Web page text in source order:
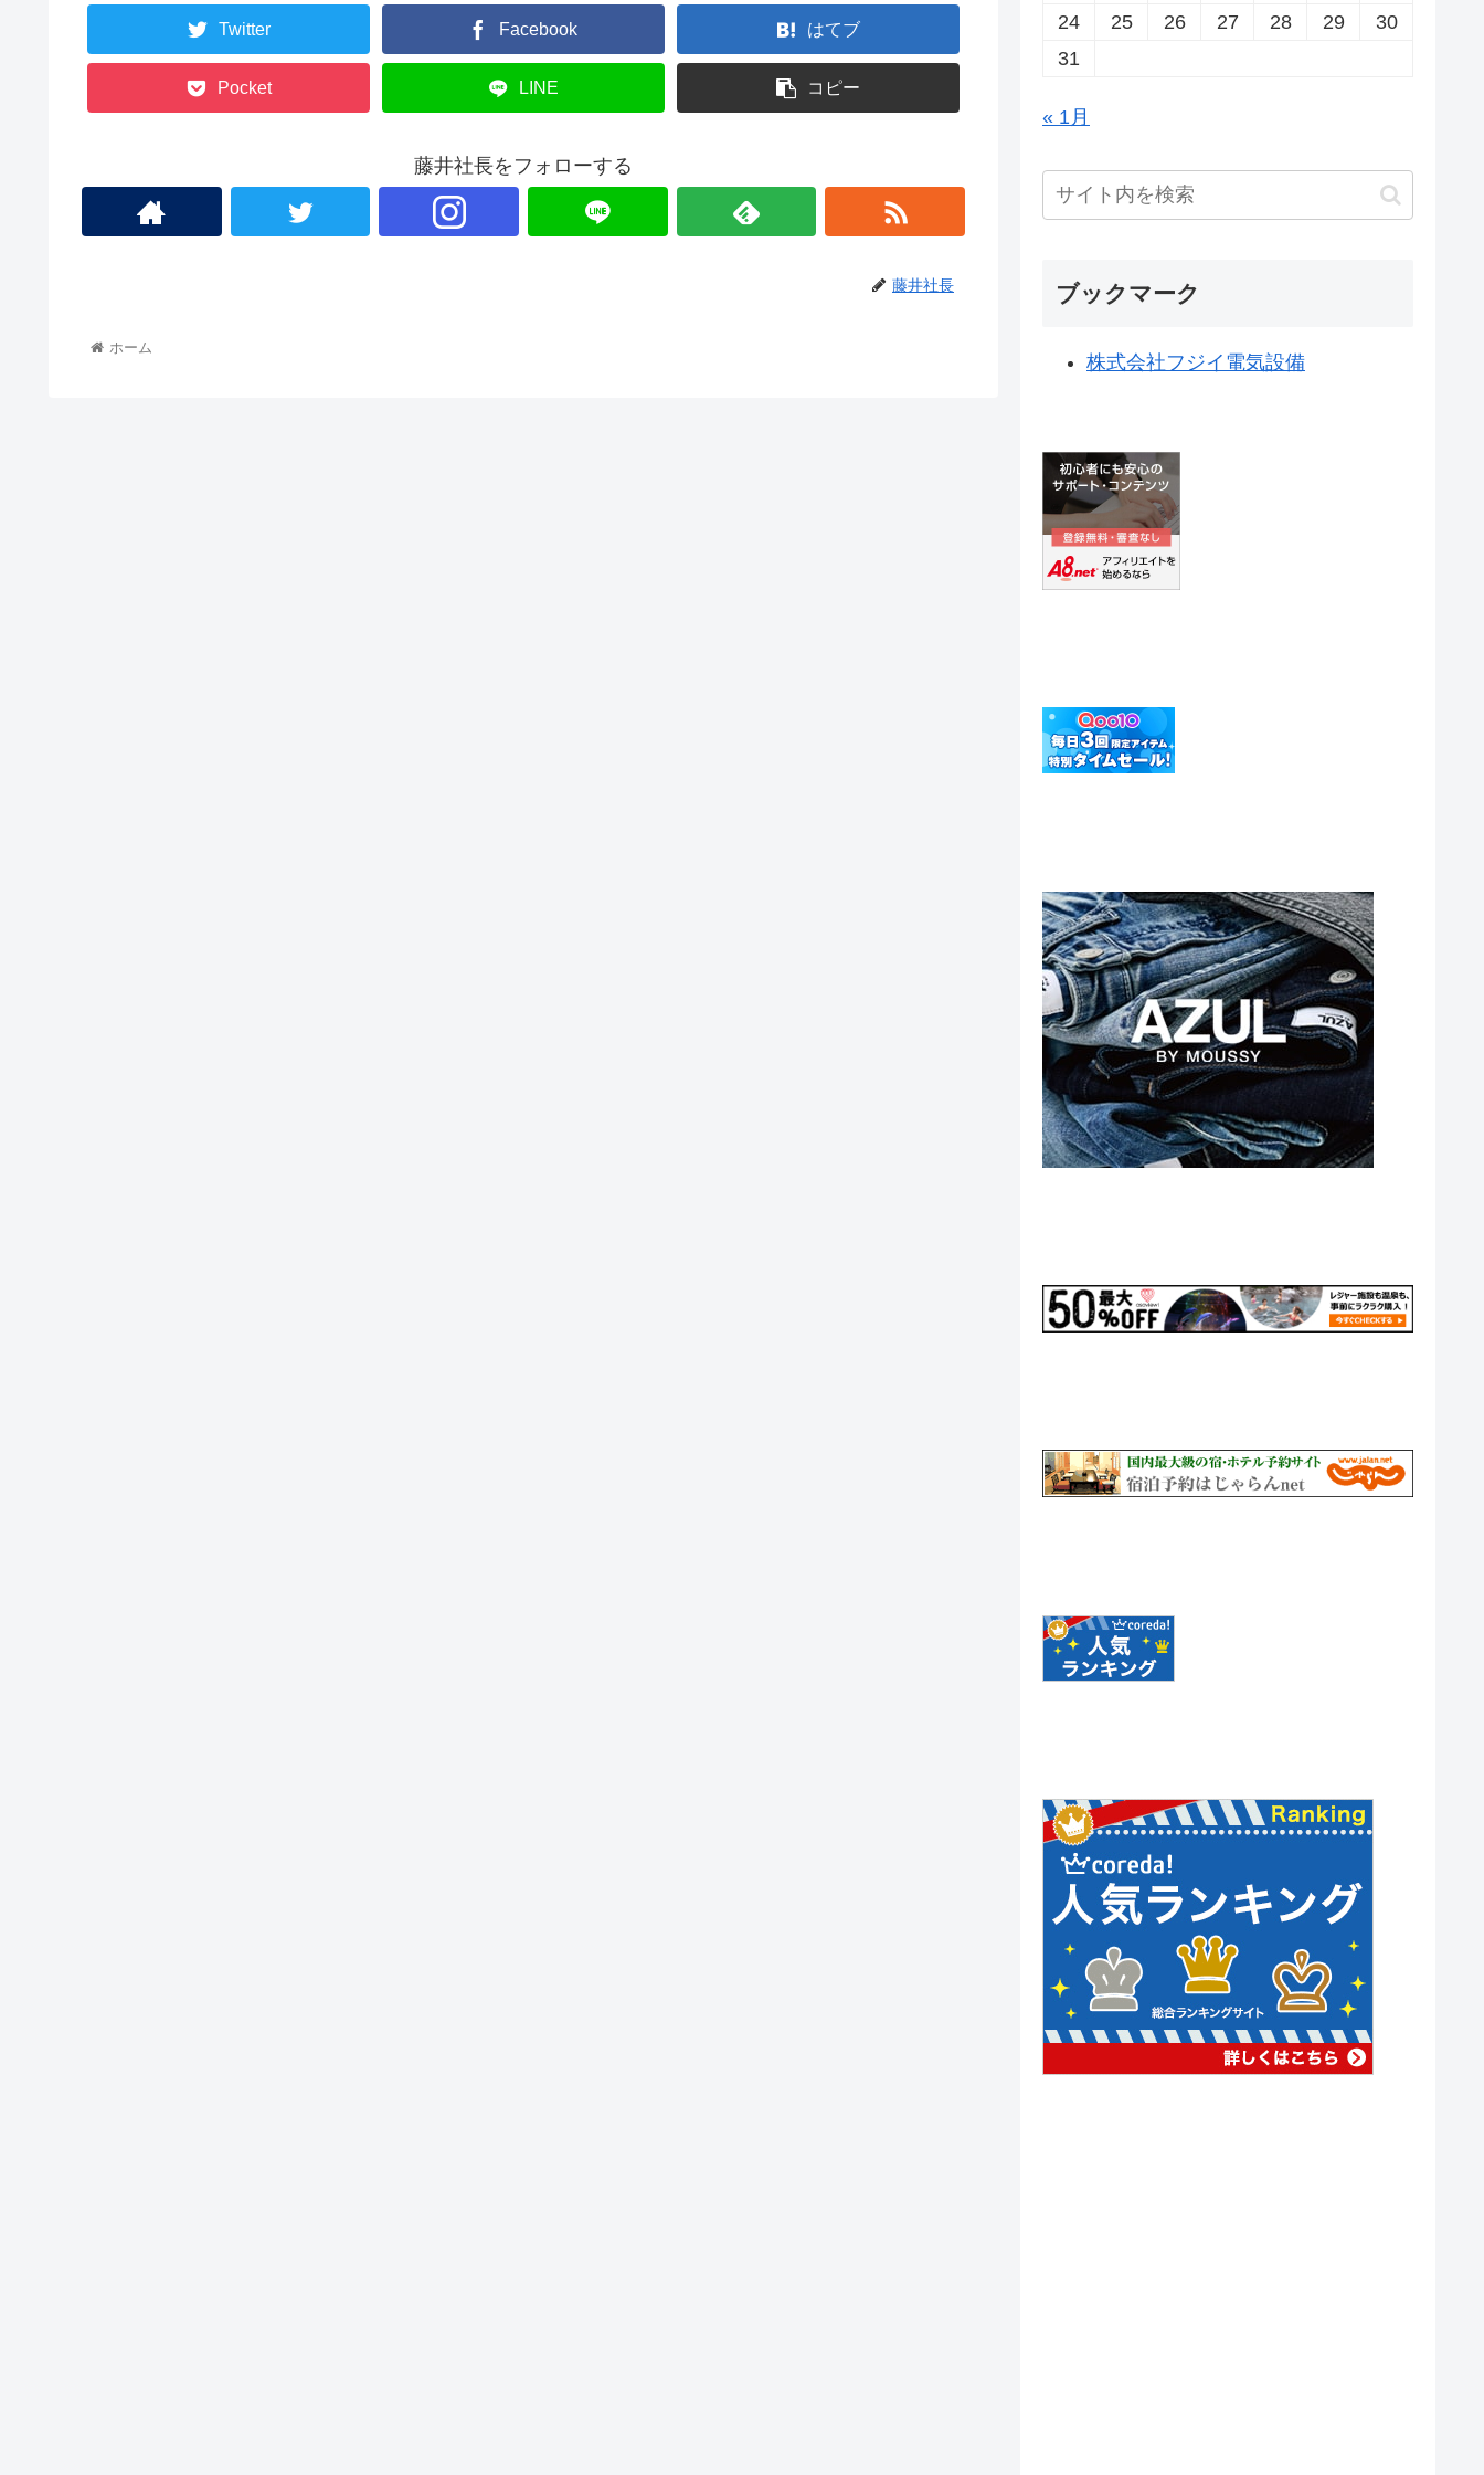
Twitter Facebook はてブ
Pocket LINE コピー
藤井社長をフォローする
藤井社長
ホーム
24 25 26 27 28 29
30
31
« 1月
ブックマーク
株式会社フジイ電気設備